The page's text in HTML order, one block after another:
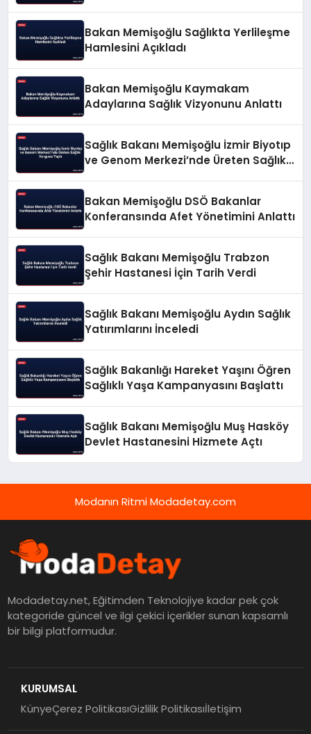
Bakan Memişoğlu Sağlıkta Yerlileşme
Hamlesini Açıkladı
Bakan Memişoğlu Kaymakam
Adaylarına Sağlık Vizyonunu Anlattı
Sağlık Bakanı Memişoğlu İzmir Biyotıp
ve Genom Merkezi’nde Üreten Sağlık
Bakan Memişoğlu DSÖ Bakanlar
Konferansında Afet Yönetimini Anlattı
Sağlık Bakanı Memişoğlu Trabzon
Şehir Hastanesi İçin Tarih Verdi
Sağlık Bakanı Memişoğlu Aydın Sağlık
Yatırımlarını İnceledi
Sağlık Bakanlığı Hareket Yaşını Öğren
Sağlıklı Yaşa Kampanyasını Başlattı
Sağlık Bakanı Memişoğlu Muş Hasköy
Devlet Hastanesini Hizmete Açtı
Modanın Ritmi Modadetay.com
Modadetay.net, Eğitimden Teknolojiye kadar pek çok
kategoride güncel ve ilgi çekici içerikler sunan kapsamlı
bir bilgi platformudur.
KURUMSAL
KünyeÇerez PolitikasıGizlilik Politikasıİletişim